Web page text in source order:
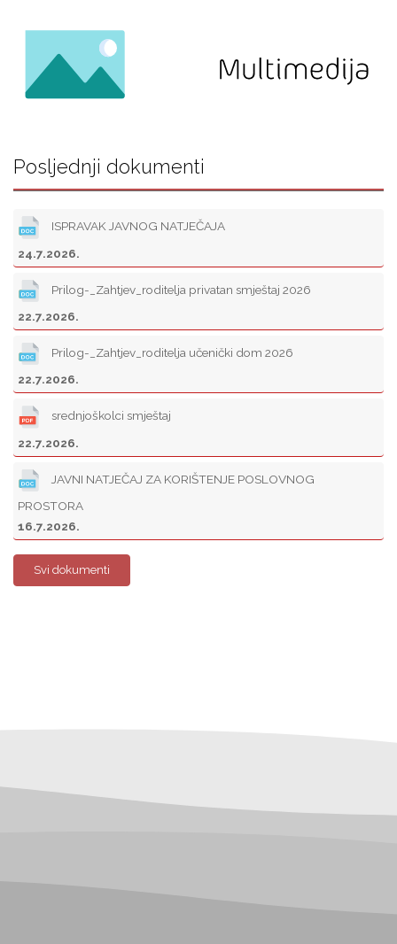
Posljednji dokumenti
ISPRAVAK JAVNOG NATJEČAJA
24.7.2026.
Prilog-_Zahtjev_roditelja privatan smještaj 2026
22.7.2026.
Prilog-_Zahtjev_roditelja učenički dom 2026
22.7.2026.
srednjoškolci smještaj
22.7.2026.
JAVNI NATJEČAJ ZA KORIŠTENJE POSLOVNOG
PROSTORA
16.7.2026.
Svi dokumenti